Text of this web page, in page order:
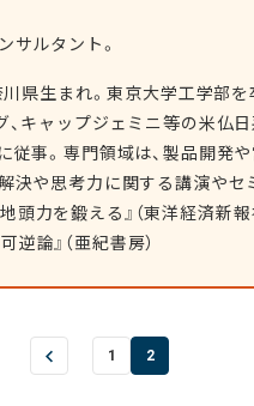
サルタント。
県生まれ。東京大学工学部を
、キャップジェミニ等の米仏
従事。専門領域は、製品開発
決や思考力に関する講演やセ
頭力を鍛える』（東洋経済新
論』（亜紀書房）
1 2